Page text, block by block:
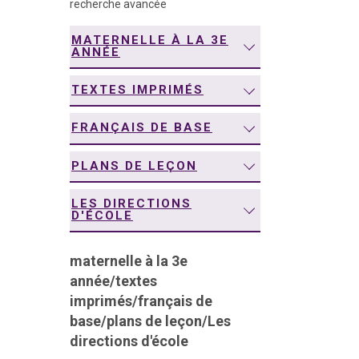
recherche avancée
MATERNELLE À LA 3E
ANNÉE
TEXTES IMPRIMÉS
FRANÇAIS DE BASE
PLANS DE LEÇON
LES DIRECTIONS
D'ÉCOLE
maternelle à la 3e
année/textes
imprimés/français de
base/plans de leçon/Les
directions d'école